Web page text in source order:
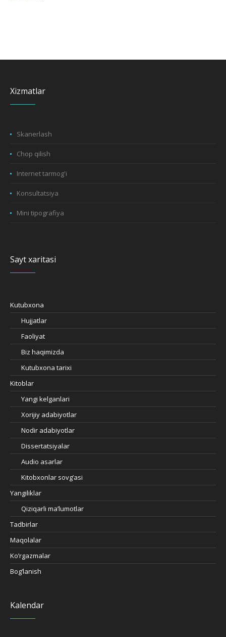
Xizmatlar
Skanerlash
Chop qilish
Internet tarmog'i
Konsultatsiya
Mini tipografiya
Sayt xaritasi
Kutubxona
Hujjatlar
Faoliyat
Biz haqimizda
Kutubxona tarixi
Kitoblar
Yangi kelganlari
Xorijiy adabiyotlar
Nodir adabiyotlar
Dissertatsiyalar
Audio asarlar
Kitobxonlar sovg’asi
Yangiliklar
Qiziqarli ma’lumotlar
Tadbirlar
Maqolalar
Ko’rgazmalar
Bog’lanish
Kalendar